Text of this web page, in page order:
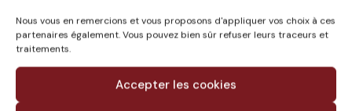
Nous vous en remercions et vous proposons d'appliquer vos choix à ces
partenaires également. Vous pouvez bien sûr refuser leurs traceurs et
traitements.
Accepter les cookies